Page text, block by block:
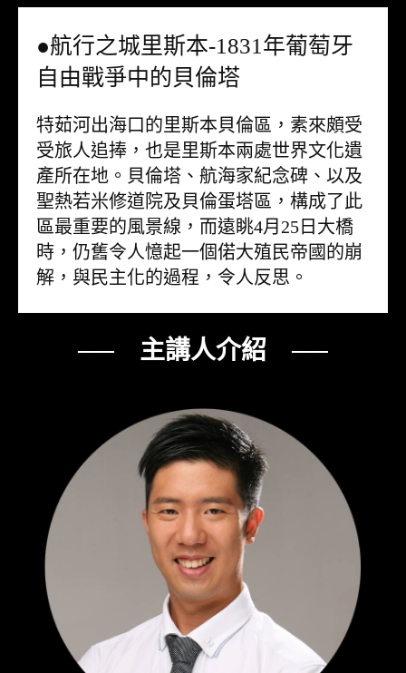
●航行之城里斯本-1831年葡萄牙
自由戰爭中的貝倫塔
特茹河出海口的里斯本貝倫區，素來頗受
受旅人追捧，也是里斯本兩處世界文化遺
產所在地。貝倫塔、航海家紀念碑、以及
聖熱若米修道院及貝倫蛋塔區，構成了此
區最重要的風景線，而遠眺4月25日大橋
時，仍舊令人憶起一個偌大殖民帝國的崩
解，與民主化的過程，令人反思。
── 主講人介紹 ──